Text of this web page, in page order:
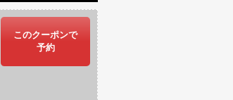
このクーポンで
予約